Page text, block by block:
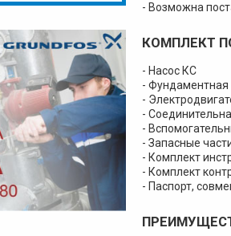
- Возможна
КОМПЛЕКТ
- Насос КС
- Фундаментная
-
-
-
- Запасные
- Комплект
- Комплект
- Паспорт,